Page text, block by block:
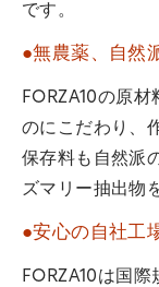
です。
●無農薬、自然
FORZA10の原
のにこだわり、
保存料も自然派
ズマリー抽出物
●安心の自社工
FORZA10は国